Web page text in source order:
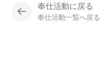
奉仕活動に戻る
奉仕活動一覧へ戻る